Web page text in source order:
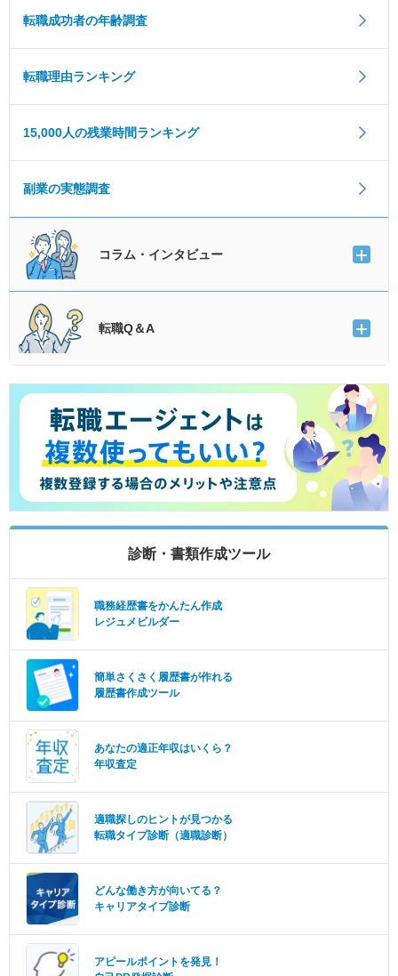
転職成功者の年齢調査
転職理由ランキング
15,000人の残業時間ランキング
副業の実態調査
コラム・インタビュー
転職Q＆A
診断・書類作成ツール
職務経歴書をかんたん作成
レジュメビルダー
簡単さくさく履歴書が作れる
履歴書作成ツール
あなたの適正年収はいくら？
年収査定
適職探しのヒントが見つかる
転職タイプ診断（適職診断）
どんな働き方が向いてる？
キャリアタイプ診断
アピールポイントを発見！